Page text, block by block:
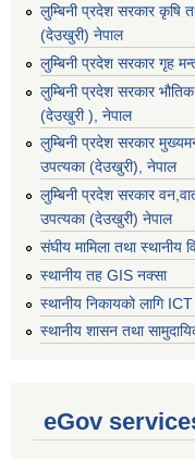
लुम्बिनी प्रदेश सरकार कृषि
(देउखुरी) नेपाल
लुम्बिनी प्रदेश सरकार गृह
लुम्बिनी प्रदेश सरकार भौतिक
(देउखुरी ), नेपाल
लुम्बिनी प्रदेश सरकार
उपत्यका (देउखुरी), नेपाल
लुम्बिनी प्रदेश सरकार
उपत्यका (देउखुरी) नेपाल
संघीय मामिला तथा स्थानीय
स्थानीय तह GIS नक्सा
स्थानीय निकायको लागि ICT
स्थानीय शासन तथा
eGov